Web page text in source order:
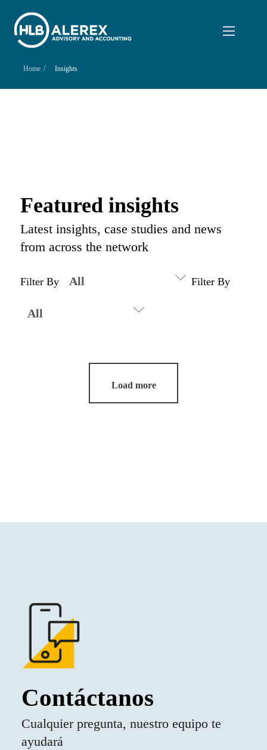
Home / Insights
Featured insights
Latest insights, case studies and news
from across the network
Filter By Filter By
Load more
Contáctanos
Cualquier pregunta, nuestro equipo te
ayudará